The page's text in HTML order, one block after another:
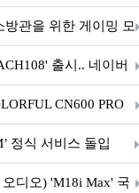
관을 위한 게이밍 모
출시.. 네이버
CN600 PRO
정식 서비스 돌입
디오) 'M18i Max' 국